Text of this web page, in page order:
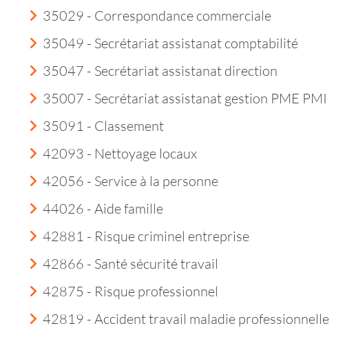
35029 - Correspondance commerciale
35049 - Secrétariat assistanat comptabilité
35047 - Secrétariat assistanat direction
35007 - Secrétariat assistanat gestion PME PMI
35091 - Classement
42093 - Nettoyage locaux
42056 - Service à la personne
44026 - Aide famille
42881 - Risque criminel entreprise
42866 - Santé sécurité travail
42875 - Risque professionnel
42819 - Accident travail maladie professionnelle